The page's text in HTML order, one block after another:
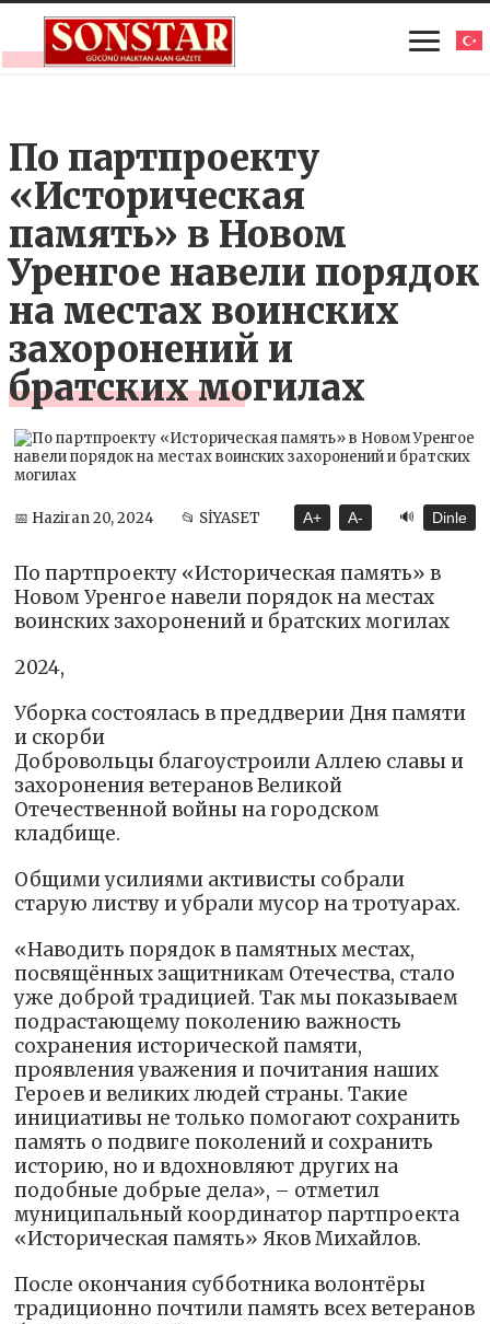
По партпроекту
«Историческая
память» в Новом
Уренгое навели порядок
на местах воинских
захоронений и
братских могилах
📅 Haziran 20, 2024 📂 SİYASET A+ A- 🔊 Dinle
По партпроекту «Историческая память» в
Новом Уренгое навели порядок на местах
воинских захоронений и братских могилах
2024,
Уборка состоялась в преддверии Дня памяти
и скорби
Добровольцы благоустроили Аллею славы и
захоронения ветеранов Великой
Отечественной войны на городском
кладбище.
Общими усилиями активисты собрали
старую листву и убрали мусор на тротуарах.
«Наводить порядок в памятных местах,
посвящённых защитникам Отечества, стало
уже доброй традицией. Так мы показываем
подрастающему поколению важность
сохранения исторической памяти,
проявления уважения и почитания наших
Героев и великих людей страны. Такие
инициативы не только помогают сохранить
память о подвиге поколений и сохранить
историю, но и вдохновляют других на
подобные добрые дела», – отметил
муниципальный координатор партпроекта
«Историческая память» Яков Михайлов.
После окончания субботника волонтёры
традиционно почтили память всех ветеранов